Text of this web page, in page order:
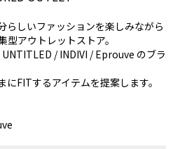
らしいファッションを楽しみながら
アウトレットストア。
/ INDIVI / Eprouve のブラ
FITするアイテムを提案します。